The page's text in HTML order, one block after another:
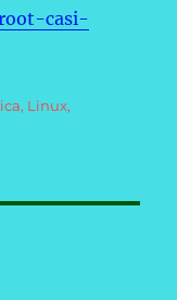
casi-
, Linux,